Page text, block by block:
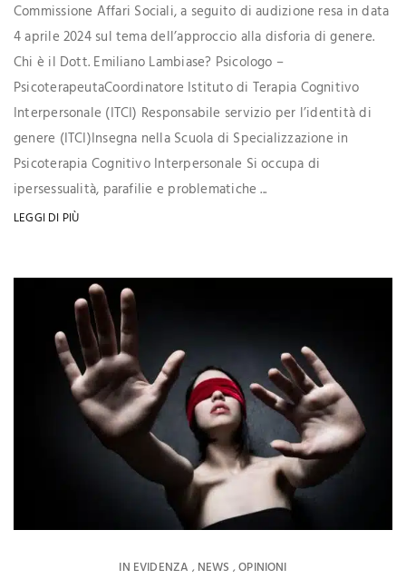
Commissione Affari Sociali, a seguito di audizione resa in data
4 aprile 2024 sul tema dell’approccio alla disforia di genere.
Chi è il Dott. Emiliano Lambiase? Psicologo –
PsicoterapeutaCoordinatore Istituto di Terapia Cognitivo
Interpersonale (ITCI) Responsabile servizio per l’identità di
genere (ITCI)Insegna nella Scuola di Specializzazione in
Psicoterapia Cognitivo Interpersonale Si occupa di
ipersessualità, parafilie e problematiche ...
LEGGI DI PIÙ
IN EVIDENZA , NEWS ,OPINIONI